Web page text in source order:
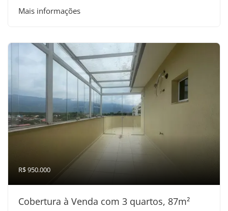
Mais informações
R$ 950.000
Cobertura à Venda com 3 quartos, 87m²